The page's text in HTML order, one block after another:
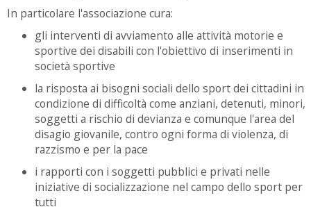
In particolare l'associazione cura:
gli interventi di avviamento alle attività motorie e
sportive dei disabili con l'obiettivo di inserimenti in
società sportive
la risposta ai bisogni sociali dello sport dei cittadini in
condizione di difficoltà come anziani, detenuti, minori,
soggetti a rischio di devianza e comunque l'area del
disagio giovanile, contro ogni forma di violenza, di
razzismo e per la pace
i rapporti con i soggetti pubblici e privati nelle
iniziative di socializzazione nel campo dello sport per
tutti